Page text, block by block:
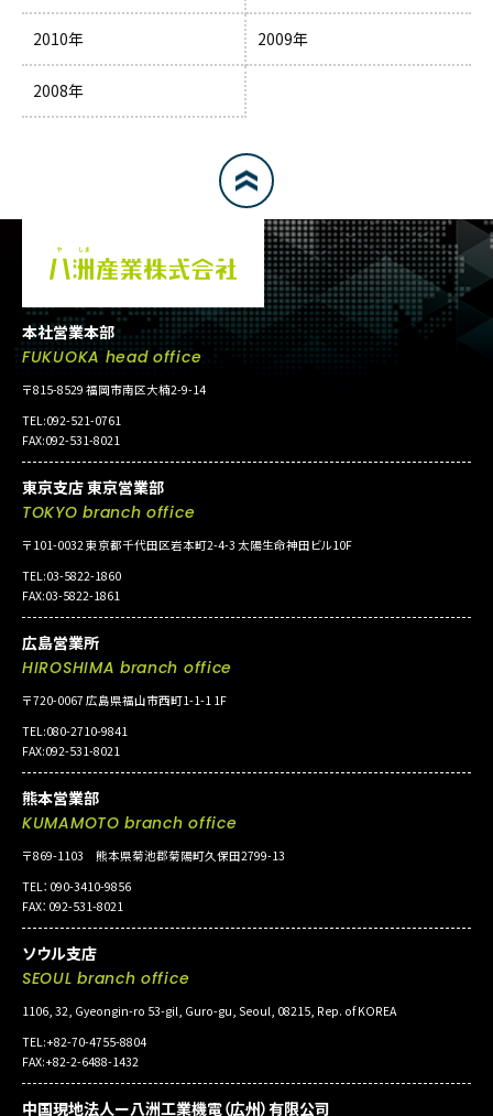
2010年 2009年
2008年
本社営業本部
FUKUOKA head office
〒815-8529 福岡市南区大楠2-9-14
TEL:092-521-0761
FAX:092-531-8021
東京支店 東京営業部
TOKYO branch office
〒101-0032 東京都千代田区岩本町2-4-3 太陽生命神田ビル10F
TEL:03-5822-1860
FAX:03-5822-1861
広島営業所
HIROSHIMA branch office
〒720-0067 広島県福山市西町1-1-1 1F
TEL:080-2710-9841
FAX:092-531-8021
熊本営業部
KUMAMOTO branch office
〒869-1103 熊本県菊池郡菊陽町久保田2799-13
TEL：090-3410-9856
FAX：092-531-8021
ソウル支店
SEOUL branch office
1106, 32, Gyeongin-ro 53-gil, Guro-gu, Seoul, 08215, Rep. of KOREA
TEL:+82-70-4755-8804
FAX:+82-2-6488-1432
中国現地法人ー八洲工業機電（広州）有限公司